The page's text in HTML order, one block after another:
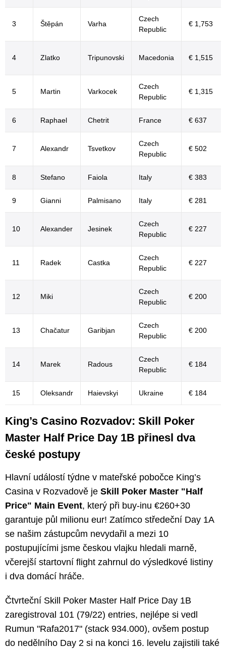
3 Štěpán Varha
Czech
Republic
€ 1,753
4 Zlatko Tripunovski Macedonia € 1,515
5 Martin Varkocek
Czech
Republic
€ 1,315
6 Raphael Chetrit France € 637
7 Alexandr Tsvetkov
Czech
Republic
€ 502
8 Stefano Faiola Italy € 383
9 Gianni Palmisano Italy € 281
10 Alexander Jesinek
Czech
Republic
€ 227
11 Radek Castka
Czech
Republic
€ 227
12 Miki
Czech
Republic
€ 200
13 Chačatur Garibjan
Czech
Republic
€ 200
14 Marek Radous
Czech
Republic
€ 184
15 Oleksandr Haievskyi Ukraine € 184
King’s Casino Rozvadov: Skill Poker
Master Half Price Day 1B přinesl dva
české postupy
Hlavní událostí týdne v mateřské pobočce King’s
Casina v Rozvadově je Skill Poker Master "Half
Price" Main Event, který při buy-inu €260+30
garantuje půl milionu eur! Zatímco středeční Day 1A
se našim zástupcům nevydařil a mezi 10
postupujícími jsme českou vlajku hledali marně,
včerejší startovní flight zahrnul do výsledkové listiny
i dva domácí hráče.
Čtvrteční Skill Poker Master Half Price Day 1B
zaregistroval 101 (79/22) entries, nejlépe si vedl
Rumun "Rafa2017" (stack 934.000), ovšem postup
do nedělního Day 2 si na konci 16. levelu zajistili také